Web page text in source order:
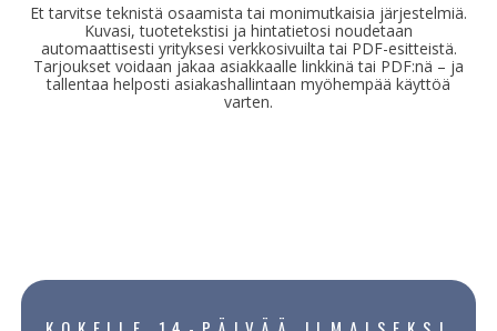
Et tarvitse teknistä osaamista tai monimutkaisia järjestelmiä.
Kuvasi, tuotetekstisi ja hintatietosi noudetaan
automaattisesti yrityksesi verkkosivuilta tai PDF-esitteistä.
Tarjoukset voidaan jakaa asiakkaalle linkkinä tai PDF:nä – ja
tallentaa helposti asiakashallintaan myöhempää käyttöä
varten.